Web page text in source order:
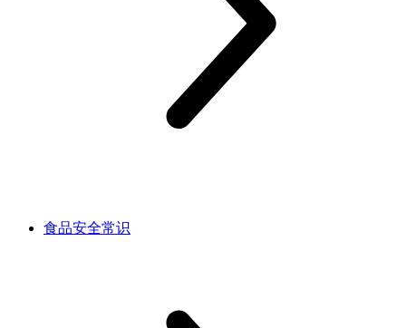
食品安全常识